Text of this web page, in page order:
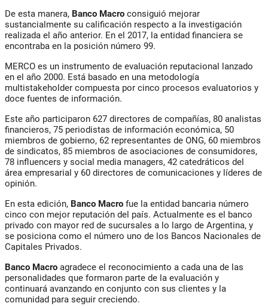
De esta manera, Banco Macro consiguió mejorar
sustancialmente su calificación respecto a la investigación
realizada el año anterior. En el 2017, la entidad financiera se
encontraba en la posición número 99.
MERCO es un instrumento de evaluación reputacional lanzado
en el año 2000. Está basado en una metodología
multistakeholder compuesta por cinco procesos evaluatorios y
doce fuentes de información.
Este año participaron 627 directores de compañías, 80 analistas
financieros, 75 periodistas de información económica, 50
miembros de gobierno, 62 representantes de ONG, 60 miembros
de sindicatos, 85 miembros de asociaciones de consumidores,
78 influencers y social media managers, 42 catedráticos del
área empresarial y 60 directores de comunicaciones y líderes de
opinión.
En esta edición, Banco Macro fue la entidad bancaria número
cinco con mejor reputación del país. Actualmente es el banco
privado con mayor red de sucursales a lo largo de Argentina, y
se posiciona como el número uno de los Bancos Nacionales de
Capitales Privados.
Banco Macro agradece el reconocimiento a cada una de las
personalidades que formaron parte de la evaluación y
continuará avanzando en conjunto con sus clientes y la
comunidad para seguir creciendo.